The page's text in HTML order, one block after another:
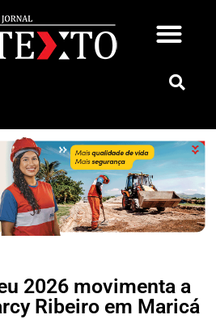
2026 movimenta a
Ribeiro em Maricá